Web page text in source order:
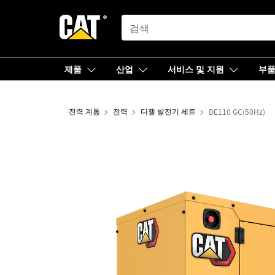
SEARCH
제품 산업 서비스 및 지원 부품
전력 계통 전력 디젤 발전기 세트 DE110 GC(50Hz)